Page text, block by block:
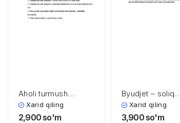
Aholi turmush
darajasi va uning
asosiy indikatorlari
Xarid qiling
2,900 so'm
Byudjet – soliq
siyosati
Xarid qiling
3,900 so'm